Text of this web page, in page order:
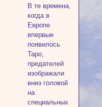
В те времена,
когда в
Европе
впервые
появилось
Таро,
предателей
изображали
вниз головой
на
специальных